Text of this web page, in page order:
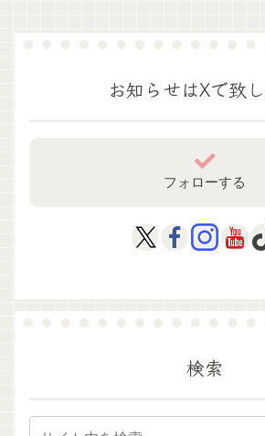
お知らせはXで致
フォローする
検索